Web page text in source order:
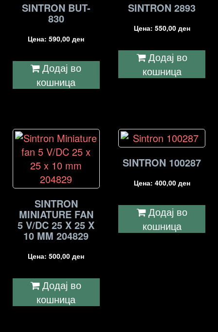
SINTRON BUT-
830
Цена:590,00ден
Додај во
кошница
SINTRON 2893
Цена: 550,00 ден
Додај во
кошница
SINTRON
MINIATURE FAN
5 V/DC 25 X 25 X
10 MM 204829
Цена:500,00ден
Додај во
кошница
SINTRON 100287
Цена: 400,00 ден
Додај во
кошница